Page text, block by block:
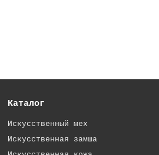
Каталог
Искусственный мех
Искусственная замша